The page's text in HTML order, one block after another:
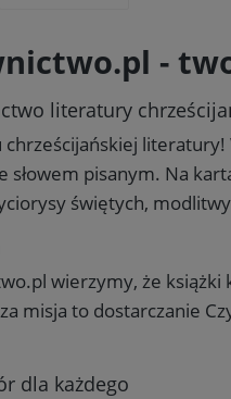
-
literatury
chrześcijańskiej
słowem pisanym. Na
świętych,
wierzymy, że książki
misja to dostarczanie
dla każdego